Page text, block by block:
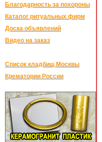
Благодарность за похороны
Каталог ритуальных фирм
Доска объявлений
Видео на заказ
Список кладбищ Москвы
Крематории России